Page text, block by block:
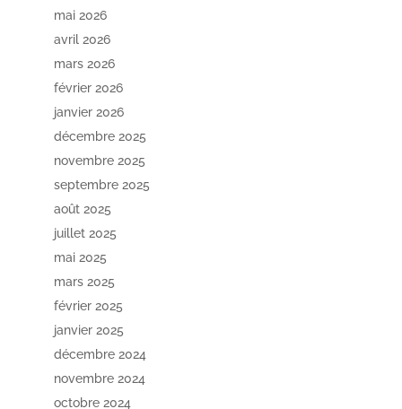
mai 2026
avril 2026
mars 2026
février 2026
janvier 2026
décembre 2025
novembre 2025
septembre 2025
août 2025
juillet 2025
mai 2025
mars 2025
février 2025
janvier 2025
décembre 2024
novembre 2024
octobre 2024